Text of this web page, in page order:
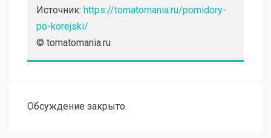
Источник: https://tomatomania.ru/pomidory-
po-korejski/
© tomatomania.ru
Обсуждение закрыто.